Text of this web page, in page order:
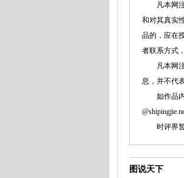
凡本网注
和对其真实
品的，应在
者联系方式
凡本网注
息，并不代
如作品内
时评界暂
图说天下